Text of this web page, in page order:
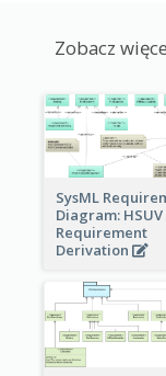
Zobacz
SysML
Diagram: HSUV
Requirement
Derivation